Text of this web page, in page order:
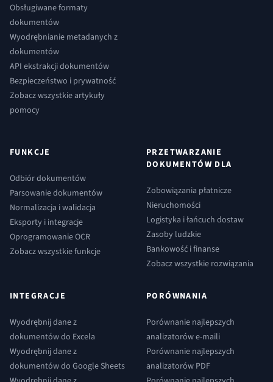
Obsługiwane formaty
dokumentów
Wyodrębnianie metadanych z
dokumentów
API ekstrakcji dokumentów
Bezpieczeństwo i prywatność
Zobacz wszystkie artykuły
pomocy
FUNKCJE
Odbiór dokumentów
Parsowanie dokumentów
Normalizacja i walidacja
Eksporty i integracje
Oprogramowanie OCR
Zobacz wszystkie funkcje
PRZETWARZANIE
DOKUMENTÓW DLA
Zobowiązania płatnicze
Nieruchomości
Logistyka i łańcuch dostaw
Zasoby ludzkie
Bankowość i finanse
Zobacz wszystkie rozwiązania
INTEGRACJE
Wyodrębnij dane z
dokumentów do Excela
Wyodrębnij dane z
dokumentów do Google Sheets
PORÓWNANIA
Porównanie najlepszych
analizatorów e-maili
Porównanie najlepszych
analizatorów PDF